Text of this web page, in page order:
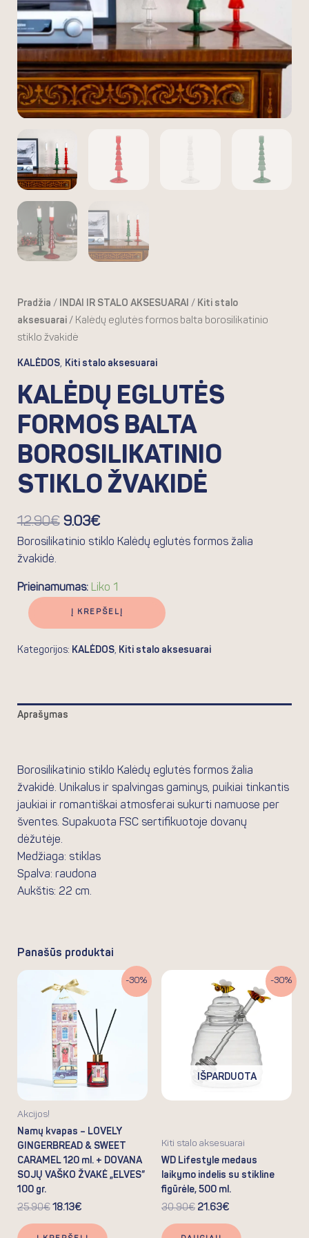
Pradžia / INDAI IR STALO AKSESUARAI / Kiti stalo
aksesuarai/ Kalėdų eglutės formos balta borosilikatinio
stiklo žvakidė
KALĖDOS, Kiti stalo aksesuarai
KALĖDŲ EGLUTĖS
FORMOS BALTA
BOROSILIKATINIO
STIKLO ŽVAKIDĖ
12.90€ 9.03€
Borosilikatinio stiklo Kalėdų eglutės formos žalia
žvakidė.
Prieinamumas: Liko 1
žvakidė
Į KREPŠELĮ
Kategorijos: KALĖDOS, Kiti stalo aksesuarai
Aprašymas
Borosilikatinio stiklo Kalėdų eglutės formos žalia
žvakidė. Unikalus ir spalvingas gaminys, puikiai tinkantis
jaukiai ir romantiškai atmosferai sukurti namuose per
šventes. Supakuota FSC sertifikuotoje dovanų
dėžutėje.
Medžiaga: stiklas
Spalva: raudona
Aukštis: 22 cm.
Panašūs produktai
-30%
Akcijos!
Namų kvapas – LOVELY
GINGERBREAD & SWEET
CARAMEL 120 ml. + DOVANA
SOJŲ VAŠKO ŽVAKĖ „ELVES”
100 gr.
25.90€
price
was:
25.90€.
18.13€
price
18.13€.
-30%
IŠPARDUOTA
Kiti stalo aksesuarai
WD Lifestyle medaus
laikymo indelis su stikline
figūrėle, 500 ml.
30.90€
price
was:
30.90€.
21.63€
price
is:
21.63€.